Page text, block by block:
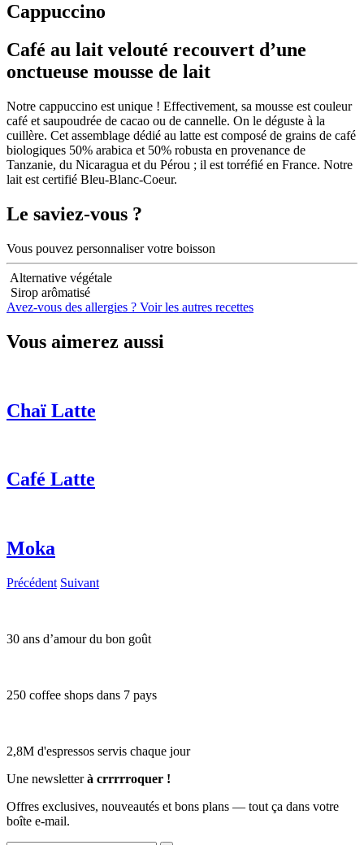
Cappuccino
Café au lait velouté recouvert d’une
onctueuse mousse de lait
Notre cappuccino est unique ! Effectivement, sa mousse est couleur
café et saupoudrée de cacao ou de cannelle. On le déguste à la
cuillère. Cet assemblage dédié au latte est composé de grains de café
biologiques 50% arabica et 50% robusta en provenance de
Tanzanie, du Nicaragua et du Pérou ; il est torréfié en France. Notre
lait est certifié Bleu-Blanc-Coeur.
Le saviez-vous ?
Vous pouvez personnaliser votre boisson
Alternative végétale
Sirop arômatisé
Avez-vous des allergies ? Voir les autres recettes
Vous aimerez aussi
Chaï Latte
Café Latte
Moka
Précédent Suivant
30 ans d’amour du bon goût
250 coffee shops dans 7 pays
2,8M d'espressos servis chaque jour
Une newsletterà crrrrroquer !
Offres exclusives, nouveautés et bons plans — tout ça dans votre
boîte e-mail.